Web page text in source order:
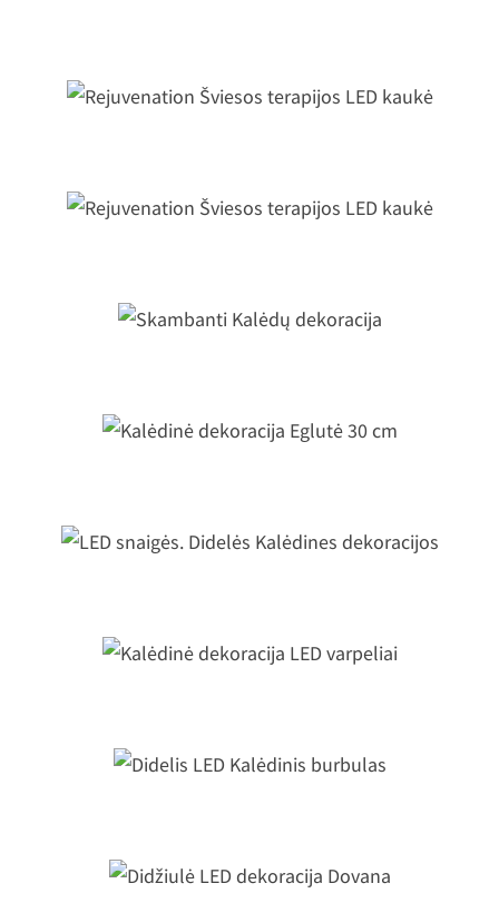
Rejuvenation Šviesos terapijos LED
Rejuvenation Šviesos terapijos LED
LED snaigės. Didelės Kalėdines